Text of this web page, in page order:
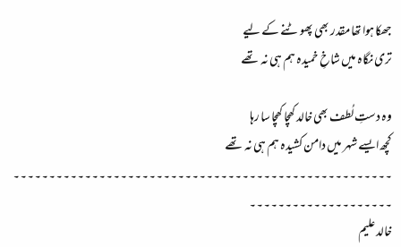
جھکا ہوا تھا مقدر بھی پھوٹنے کے لیے
تری نگاہ میں شاخِ خمیدہ ہم ہی نہ تھے
وہ دستِ لُطف بھی خالد کھچا کھچا سا رہا
کچھ ایسے شہر میں دامن کشیدہ ہم ہی نہ تھے
۔۔۔۔۔۔۔۔۔۔۔۔۔۔۔۔۔۔۔۔۔۔۔۔۔۔۔۔۔۔۔۔۔۔۔۔۔۔۔۔۔۔۔۔۔۔۔۔۔۔۔۔۔
۔۔۔۔۔۔۔۔۔۔۔۔۔۔۔۔۔۔۔۔
خالد علیم